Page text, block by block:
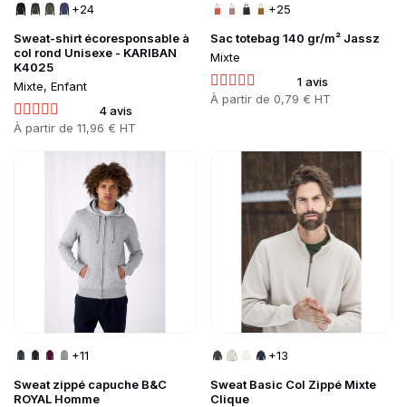
Sweat-shirt écoresponsable à
col rond Unisexe - KARIBAN
K4025
Mixte, Enfant
4 avis
Prix
À partir de 11,96 € HT
+24
Sac totebag 140 gr/m² Jassz
Mixte
1 avis
Prix
À partir de 0,79 € HT
+25
Sweat zippé capuche B&C
ROYAL Homme
+11
Go to product page
Sweat Basic Col Zippé Mixte
Clique
+13
Go to product page